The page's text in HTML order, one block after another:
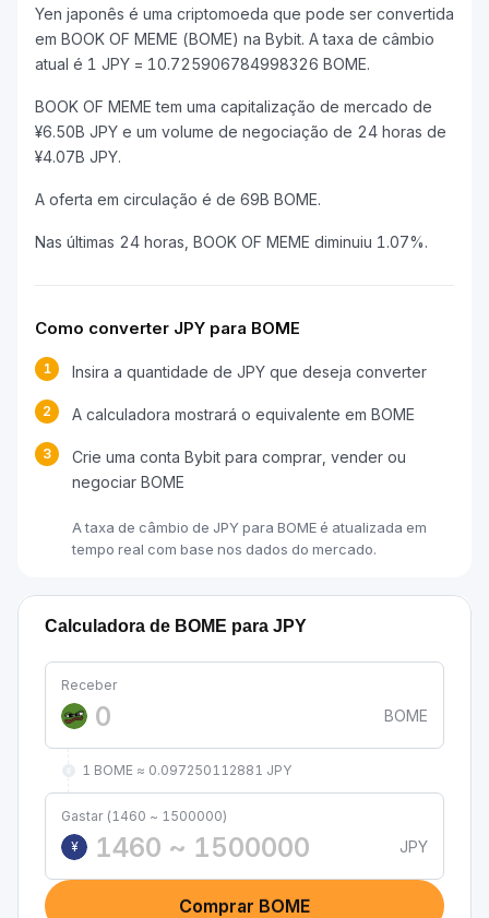
Yen japonês é uma criptomoeda que pode ser convertida
em BOOK OF MEME (BOME) na Bybit. A taxa de câmbio
atual é 1 JPY = 10.725906784998326 BOME.
BOOK OF MEME tem uma capitalização de mercado de
¥6.50B JPY e um volume de negociação de 24 horas de
¥4.07B JPY.
A oferta em circulação é de 69B BOME.
Nas últimas 24 horas, BOOK OF MEME diminuiu 1.07%.
Como converter JPY para BOME
1 Insira a quantidade de JPY que deseja converter
2 A calculadora mostrará o equivalente em BOME
3
Crie uma conta Bybit para comprar, vender ou
negociar BOME
A taxa de câmbio de JPY para BOME é atualizada em
tempo real com base nos dados do mercado.
Calculadora de BOME para JPY
Receber
BOME
1 BOME ≈ 0.097250112881 JPY
Gastar (1460 ~ 1500000)
¥
JPY
Comprar BOME